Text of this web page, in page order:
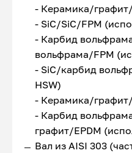
- Керамика/
- SiC/SiC/FPM
- Карбид
вольфрама/FPM
- SiC/карбид
HSW)
- Керамика/
- Карбид
графит/EPDM
Вал из AISI 303